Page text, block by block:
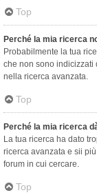
Top
Perché la mia ricerca
Probabilmente la tua
che non sono indicizzati
nella ricerca avanzata.
Top
Perché la mia ricerca
La tua ricerca ha dato
ricerca avanzata e sii
forum in cui cercare.
Top